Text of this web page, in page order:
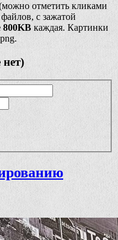
отметить кликами
с зажатой
800KB каждая. Картинки